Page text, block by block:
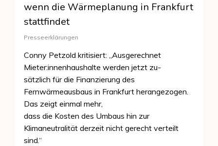
wenn die Wärmeplanung in Frankfurt
stattfindet
Presseerklärungen
Conny Petzold kritisiert: „Ausgerechnet
Mieter:innenhaushalte werden jetzt zu-
sätzlich für die Finanzierung des
Fernwärmeausbaus in Frankfurt herangezogen.
Das zeigt einmal mehr,
dass die Kosten des Umbaus hin zur
Klimaneutralität derzeit nicht gerecht verteilt
sind.“